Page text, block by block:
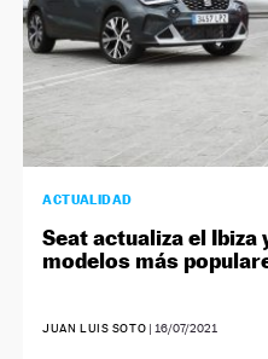
ACTUALIDAD
Seat actualiza el Ibiza
modelos más
JUAN LUIS SOTO | 16/07/2021